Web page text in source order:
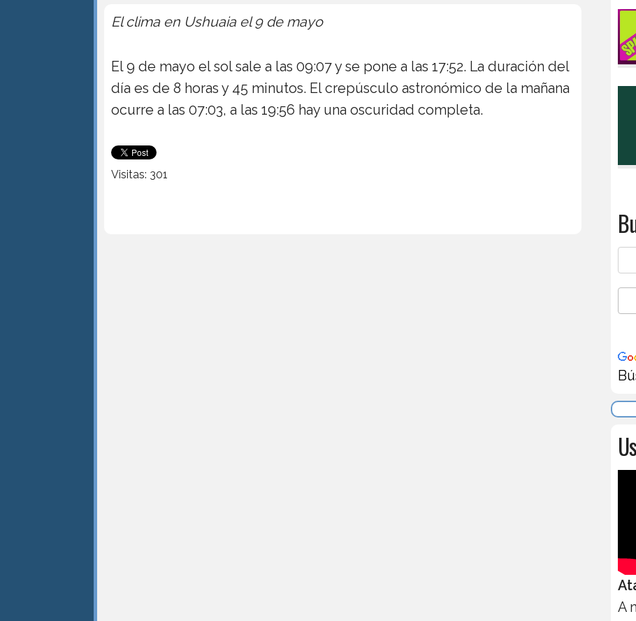
El clima en Ushuaia el 9 de mayo
El 9 de mayo el sol sale a las 09:07 y se pone a las 17:52. La duración del
día es de 8 horas y 45 minutos. El crepúsculo astronómico de la mañana
ocurre a las 07:03, a las 19:56 hay una oscuridad completa.
Visitas: 301
A